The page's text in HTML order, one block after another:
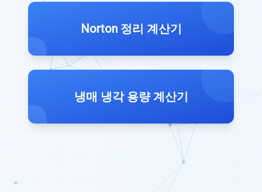
Norton 정리 계산기
냉매 냉각 용량 계산기